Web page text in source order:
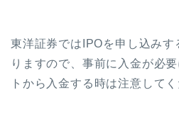
東洋証券ではIPOを申し込みす
りますので、事前に入金が必
トから入金する時は注意して